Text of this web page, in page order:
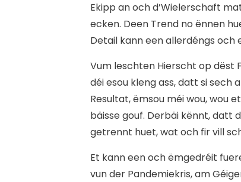
Ekipp an och d’Wielerschaft
ecken. Deen Trend no ënnen
Detail kann een allerdéngs
Vum leschten Hierscht op dëst
déi esou kleng ass, datt si sech
Resultat, ëmsou méi wou, wou
bäisse gouf. Derbäi kënnt, datt
getrennt huet, wat och fir vill
Et kann een och ëmgedréit
vun der Pandemiekris, am